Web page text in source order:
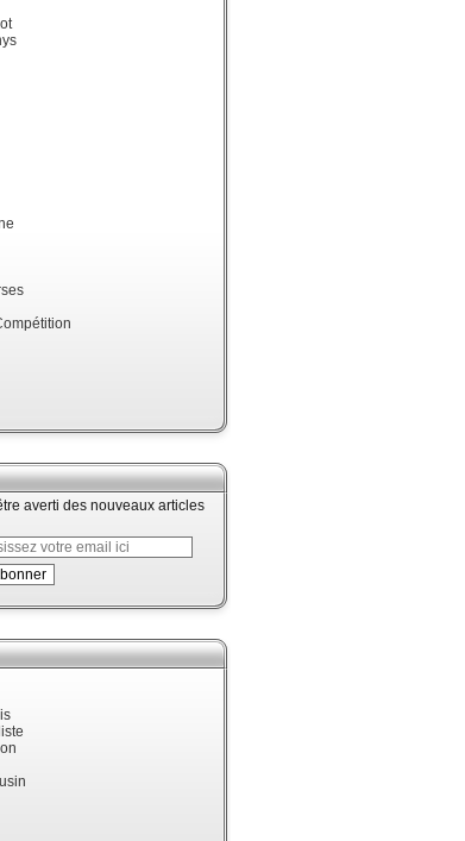
averti des nouveaux articles